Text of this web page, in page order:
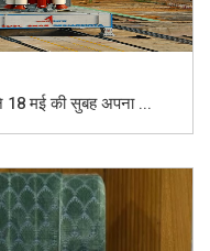
18 मई की सुबह अपना ...